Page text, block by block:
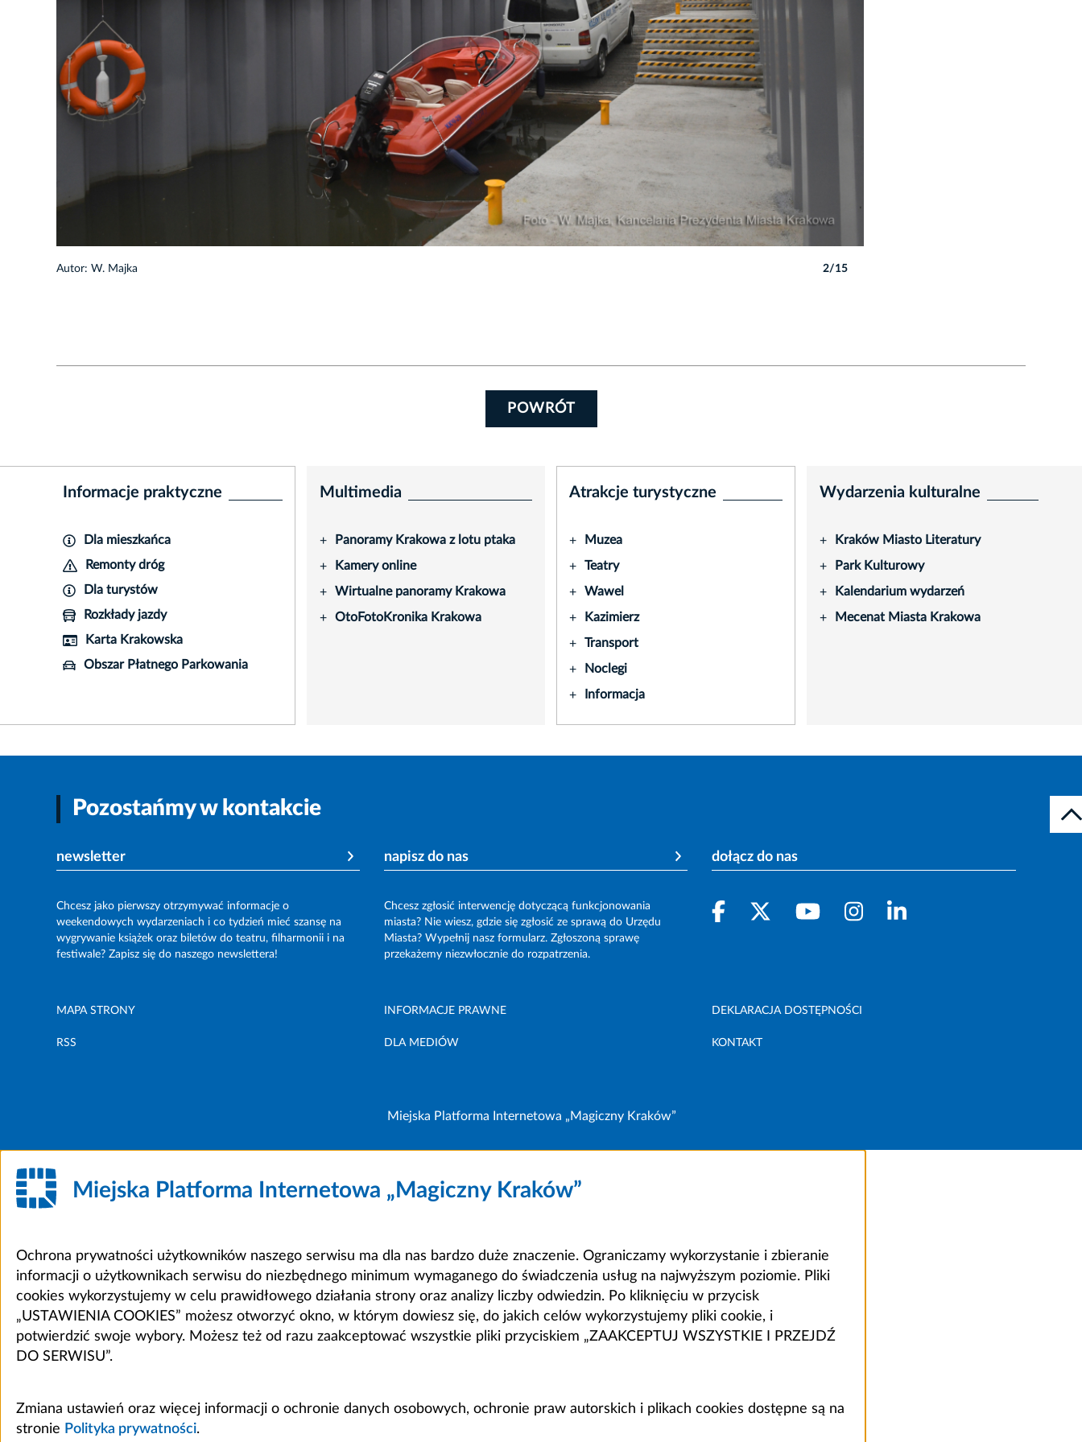
Autor: W. Majka 2/15
POWRÓT
Informacje praktyczne
Dla mieszkańca
Remonty dróg
Dla turystów
Rozkłady jazdy
Karta Krakowska
Obszar Płatnego Parkowania
Multimedia
+ Panoramy Krakowa z lotu ptaka
+ Kamery online
+ Wirtualne panoramy Krakowa
+ OtoFotoKronika Krakowa
Atrakcje turystyczne
+ Muzea
+ Teatry
+ Wawel
+ Kazimierz
+ Transport
+ Noclegi
+ Informacja
Wydarzenia kulturalne
+ Kraków Miasto Literatury
+ Park Kulturowy
+ Kalendarium wydarzeń
+ Mecenat Miasta Krakowa
Pozostańmy w kontakcie
newsletter
Chcesz jako pierwszy otrzymywać informacje o
weekendowych wydarzeniach i co tydzień mieć szansę na
wygrywanie książek oraz biletów do teatru, filharmonii i na
festiwale? Zapisz się do naszego newslettera!
napisz do nas
Chcesz zgłosić interwencję dotyczącą funkcjonowania
miasta? Nie wiesz, gdzie się zgłosić ze sprawą do Urzędu
Miasta? Wypełnij nasz formularz. Zgłoszoną sprawę
przekażemy niezwłocznie do rozpatrzenia.
dołącz do nas
MAPA STRONY INFORMACJE PRAWNE DEKLARACJA DOSTĘPNOŚCI
RSS DLA MEDIÓW KONTAKT
Miejska Platforma Internetowa „Magiczny Kraków”
Miejska Platforma Internetowa „Magiczny Kraków”
Ochrona prywatności użytkowników naszego serwisu ma dla nas bardzo duże znaczenie. Ograniczamy wykorzystanie i zbieranie
informacji o użytkownikach serwisu do niezbędnego minimum wymaganego do świadczenia usług na najwyższym poziomie. Pliki
cookies wykorzystujemy w celu prawidłowego działania strony oraz analizy liczby odwiedzin. Po kliknięciu w przycisk
„USTAWIENIA COOKIES” możesz otworzyć okno, w którym dowiesz się, do jakich celów wykorzystujemy pliki cookie, i
potwierdzić swoje wybory. Możesz też od razu zaakceptować wszystkie pliki przyciskiem „ZAAKCEPTUJ WSZYSTKIE I PRZEJDŹ
DO SERWISU”.
Zmiana ustawień oraz więcej informacji o ochronie danych osobowych, ochronie praw autorskich i plikach cookies dostępne są na
stronie Polityka prywatności.